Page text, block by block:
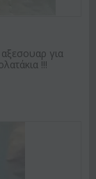
για
!!!